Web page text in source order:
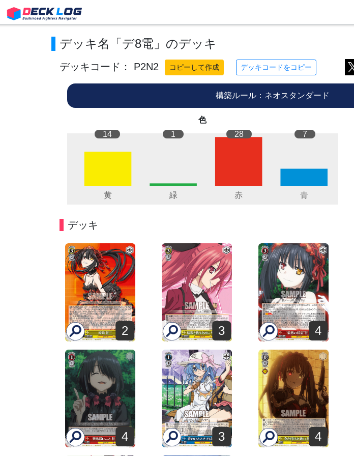
デッキ名「デ8電」のデッキ
デッキコード： P2N2 コピーして作成 デッキコードをコピー
構築ルール：ネオスタンダード
色
14
1 28 7
デッキ
2 3 4
4 3 4